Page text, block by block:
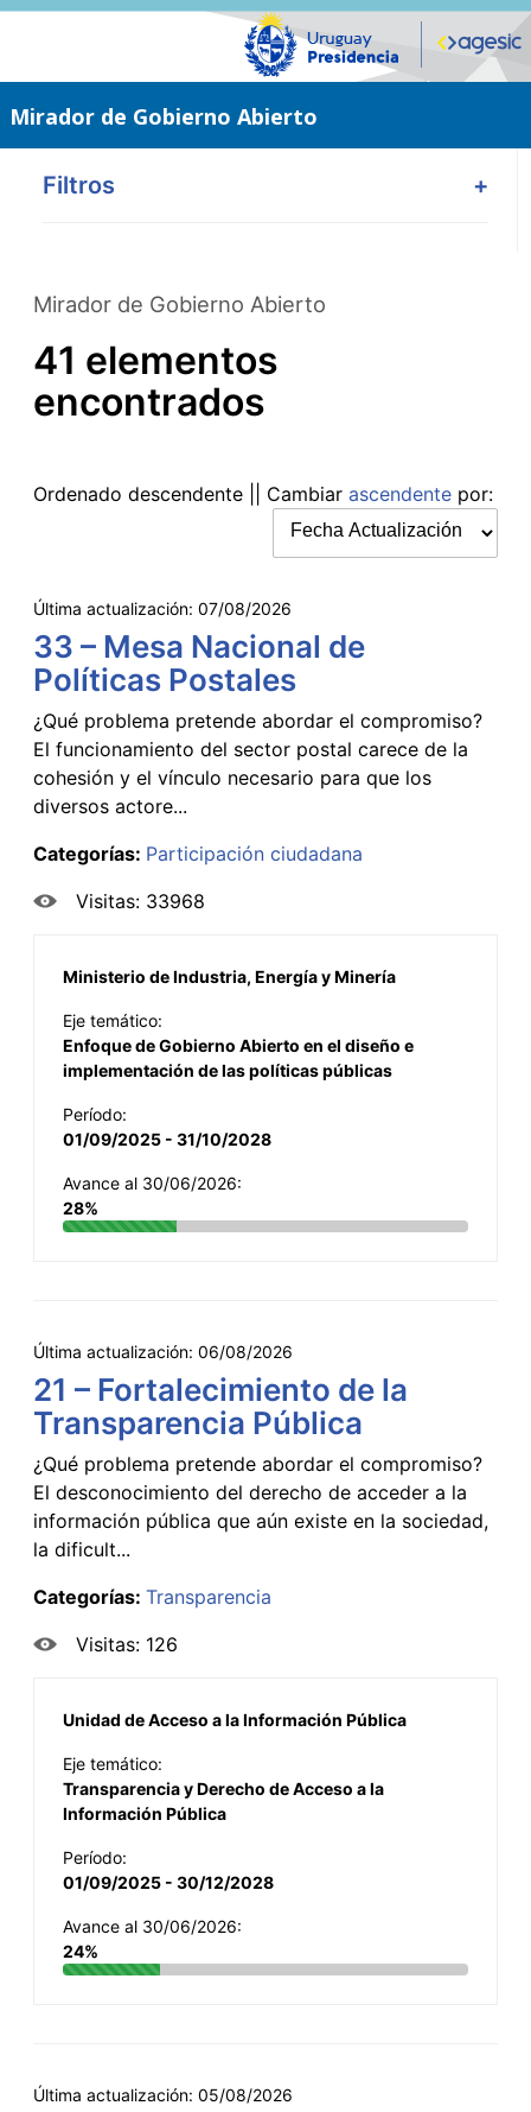
Saltar
Mirador de Gobierno Abierto
Filtros +
Mirador de Gobierno Abierto
41 elementos
encontrados
Ordenado descendente || Cambiar ascendente por:
Última actualización: 07/08/2026
33 – Mesa Nacional de
Políticas Postales
¿Qué problema pretende abordar el compromiso?
El funcionamiento del sector postal carece de la
cohesión y el vínculo necesario para que los
diversos actore...
Categorías: Participación ciudadana
Visitas: 33968
Ministerio de Industria, Energía y Minería
Eje temático:
Enfoque de Gobierno Abierto en el diseño e
implementación de las políticas públicas
Período:
01/09/2025 - 31/10/2028
Avance al 30/06/2026:
28%
Última actualización: 06/08/2026
21 – Fortalecimiento de la
Transparencia Pública
¿Qué problema pretende abordar el compromiso?
El desconocimiento del derecho de acceder a la
información pública que aún existe en la sociedad,
la dificult...
Categorías: Transparencia
Visitas: 126
Unidad de Acceso a la Información Pública
Eje temático:
Transparencia y Derecho de Acceso a la
Información Pública
Período:
01/09/2025 - 30/12/2028
Avance al 30/06/2026:
24%
Última actualización: 05/08/2026